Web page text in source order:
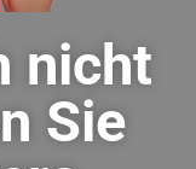
nicht
Sie